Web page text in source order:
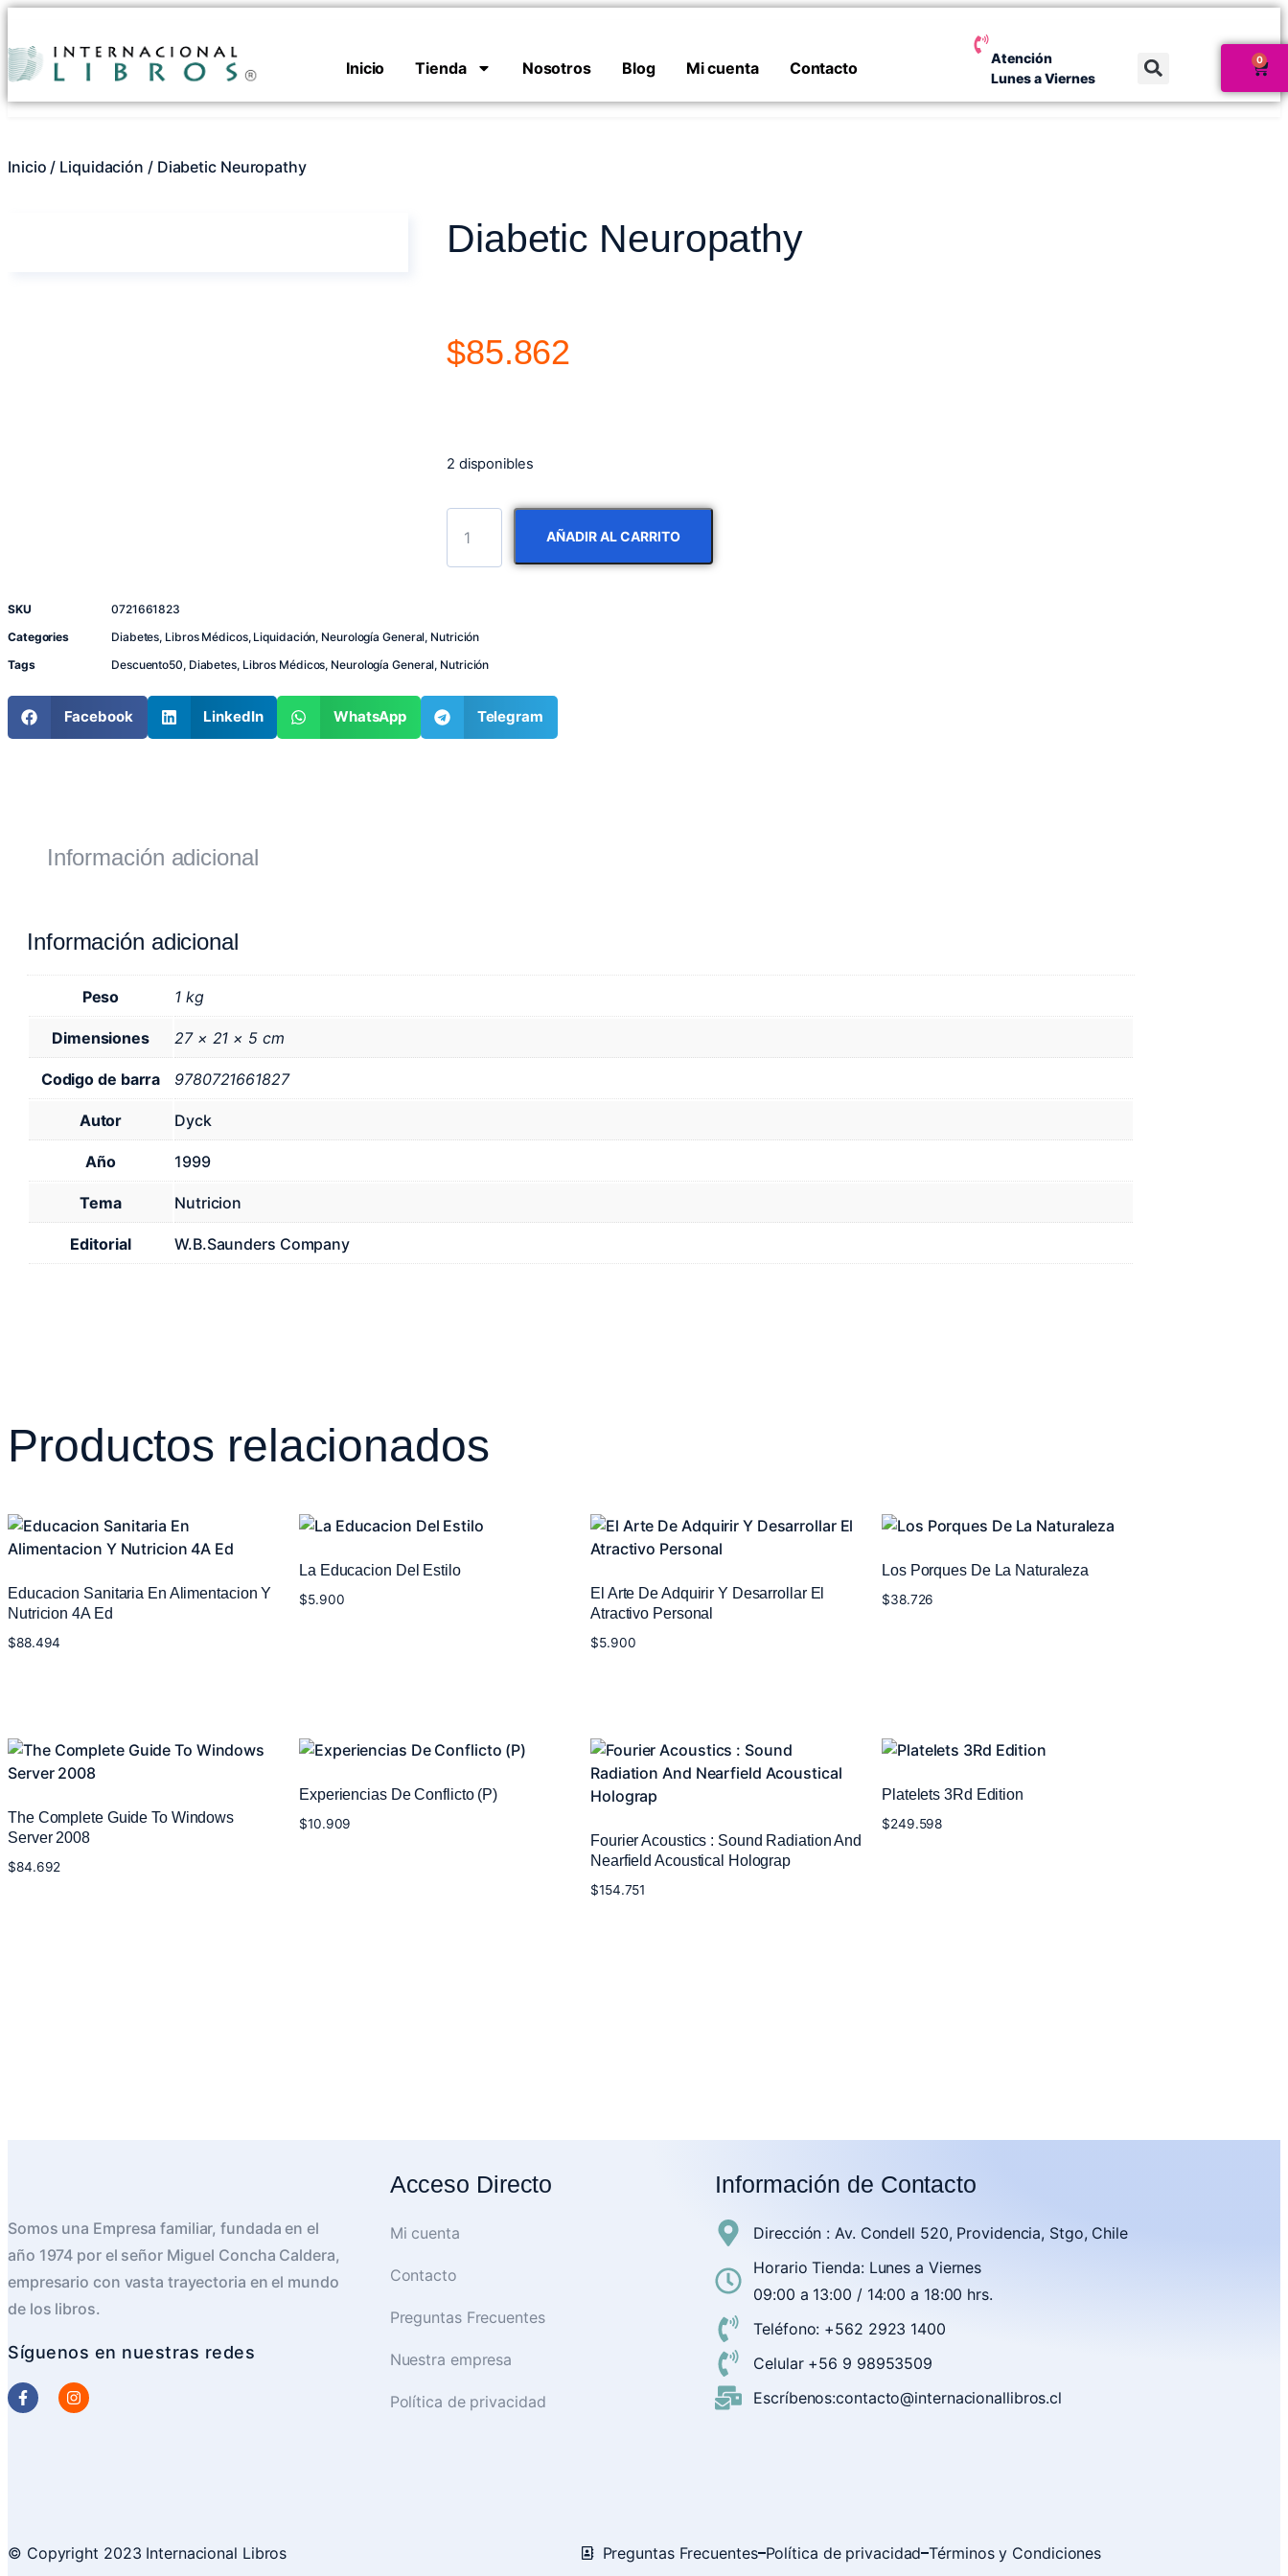
Inicio Tienda Nosotros Blog Mi cuenta Contacto
Atención
Lunes a Viernes
0
Inicio / Liquidación / Diabetic Neuropathy
Diabetic Neuropathy
$85.862
2 disponibles
AÑADIR AL CARRITO
SKU
0721661823
Categories
Diabetes, Libros Médicos, Liquidación, Neurología General, Nutrición
Tags
Descuento50, Diabetes, Libros Médicos, Neurología General, Nutrición
Facebook LinkedIn WhatsApp Telegram
Información adicional
Información adicional
Peso 1 kg
Dimensiones 27 × 21 × 5 cm
Codigo de barra 9780721661827
Autor Dyck
Año 1999
Tema Nutricion
Editorial W.B.Saunders Company
Productos relacionados
Educacion Sanitaria En Alimentacion Y
Nutricion 4A Ed
$88.494
La Educacion Del Estilo
$5.900
El Arte De Adquirir Y Desarrollar El
Atractivo Personal
$5.900
Los Porques De La Naturaleza
$38.726
The Complete Guide To Windows
Server 2008
$84.692
Experiencias De Conflicto (P)
$10.909
Fourier Acoustics : Sound Radiation And
Nearfield Acoustical Holograp
$154.751
Platelets 3Rd Edition
$249.598
Somos una Empresa familiar, fundada en el
año 1974 por el señor Miguel Concha Caldera,
empresario con vasta trayectoria en el mundo
de los libros.
Síguenos en nuestras redes
Acceso Directo
Mi cuenta
Contacto
Preguntas Frecuentes
Nuestra empresa
Política de privacidad
Información de Contacto
Dirección : Av. Condell 520, Providencia, Stgo, Chile
Horario Tienda: Lunes a Viernes
09:00 a 13:00 / 14:00 a 18:00 hrs.
Teléfono: +562 2923 1400
Celular +56 9 98953509
Escríbenos:contacto@internacionallibros.cl
© Copyright 2023 Internacional Libros Preguntas Frecuentes Política de privacidad Términos y Condiciones